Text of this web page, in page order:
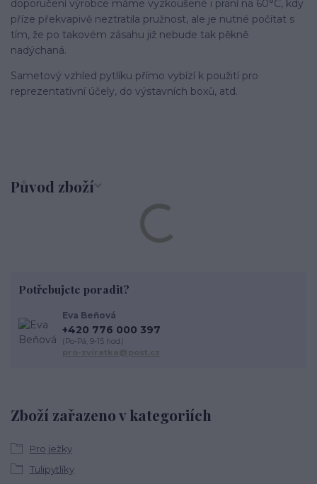
doporučení výrobce máme vyzkoušené i praní na 60°C, kdy
příze překvapivě neztratila pružnost, ale je nutné počítat s
tím, že po takovém zásahu již nebude tak pěkně
nadýchaná.
Sametový vzhled pytlíku přímo vybízí k použití pro
reprezentativní účely, do výstavních boxů, atd.
Původ zboží
Zboží zařazeno v kategoriích
Pro ježky
Tulipytlíky
Potřebujete poradit?
Eva Beňová
+420 776 000 397
(Po-Pá, 9-15 hod.)
pro-zviratka@post.cz